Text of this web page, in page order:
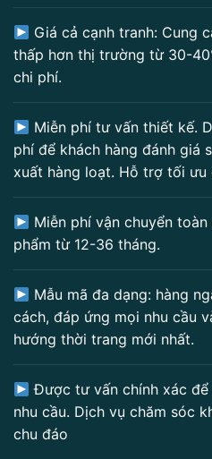
Giá cả cạnh tranh: Cung
thấp hơn thị trường từ 30-
chi phí.
Miễn phí tư vấn thiết kế.
phí để khách hàng đánh giá
xuất hàng loạt. Hỗ trợ tối ưu
Miễn phí vận chuyển
phẩm từ 12-36 tháng.
Mẫu mã đa dạng: hàng
cách, đáp ứng mọi nhu cầu
hướng thời trang mới nhất.
Được tư vấn chính xác
nhu cầu. Dịch vụ chăm sóc
chu đáo